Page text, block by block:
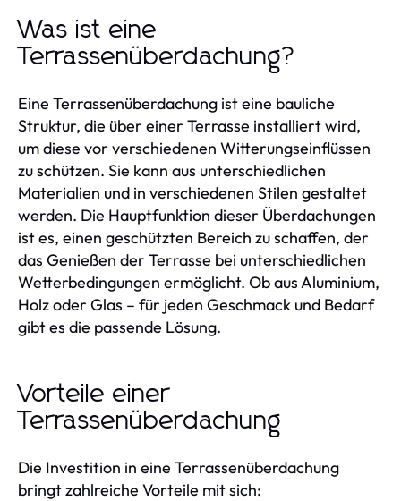
Was ist eine
Terrassenüberdachung?
Eine Terrassenüberdachung ist eine bauliche
Struktur, die über einer Terrasse installiert wird,
um diese vor verschiedenen Witterungseinflüssen
zu schützen. Sie kann aus unterschiedlichen
Materialien und in verschiedenen Stilen gestaltet
werden. Die Hauptfunktion dieser Überdachungen
ist es, einen geschützten Bereich zu schaffen, der
das Genießen der Terrasse bei unterschiedlichen
Wetterbedingungen ermöglicht. Ob aus Aluminium,
Holz oder Glas – für jeden Geschmack und Bedarf
gibt es die passende Lösung.
Vorteile einer
Terrassenüberdachung
Die Investition in eine Terrassenüberdachung
bringt zahlreiche Vorteile mit sich: